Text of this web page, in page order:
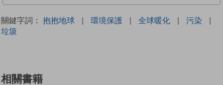
關鍵字詞： 抱抱地球 | 環境保護 | 全球暖化 | 污染
|
垃圾
相關書籍